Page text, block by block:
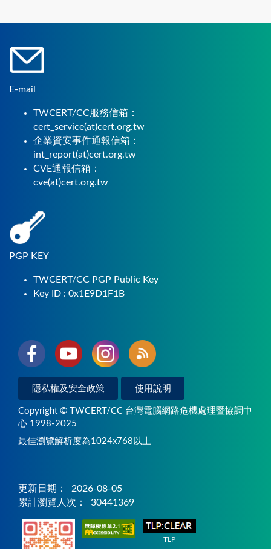
E-mail
TWCERT/CC服務信箱：
cert_service(at)cert.org.tw
企業資安事件通報信箱：
int_report(at)cert.org.tw
CVE通報信箱：
cve(at)cert.org.tw
PGP KEY
TWCERT/CC PGP Public Key
Key ID : 0x1E9D1F1B
隱私權及安全政策 使用說明
Copyright © TWCERT/CC 台灣電腦網路危機處理暨協調中
心 1998-2025
最佳瀏覽解析度為1024x768以上
更新日期：
2026-08-05
累計瀏覽人次：
30441369
TLP